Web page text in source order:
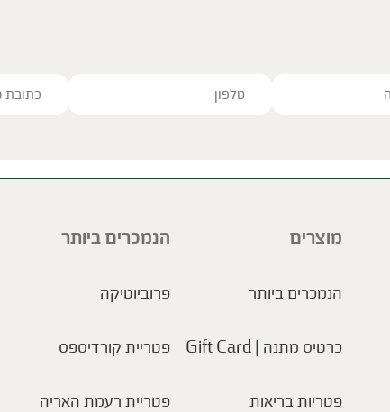
מוצרים
הנמכרים ביותר
כרטיס מתנה | Gift Card
פטריות בריאות
הנמכרים ביותר
פרוביוטיקה
פטריית קורדיספס
פטריית רעמת האריה